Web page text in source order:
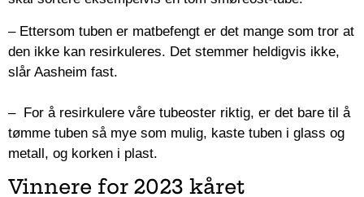
– Ettersom tuben er matbefengt er det mange som tror at
den ikke kan resirkuleres. Det stemmer heldigvis ikke,
slår Aasheim fast.
– For å resirkulere våre tubeoster riktig, er det bare til å
tømme tuben så mye som mulig, kaste tuben i glass og
metall, og korken i plast.
Vinnere for 2023 kåret